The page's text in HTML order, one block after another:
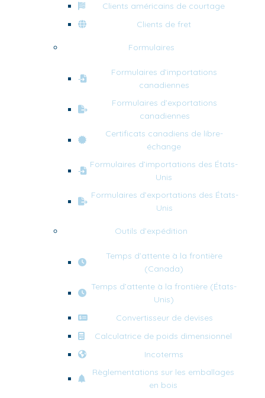
Clients américains de courtage
Clients de fret
Formulaires
Formulaires d’importations
canadiennes
Formulaires d’exportations
canadiennes
Certificats canadiens de libre-
échange
Formulaires d’importations des États-
Unis
Formulaires d’exportations des États-
Unis
Outils d’expédition
Temps d’attente à la frontière
(Canada)
Temps d’attente à la frontière (États-
Unis)
Convertisseur de devises
Calculatrice de poids dimensionnel
Incoterms
Règlementations sur les emballages
en bois